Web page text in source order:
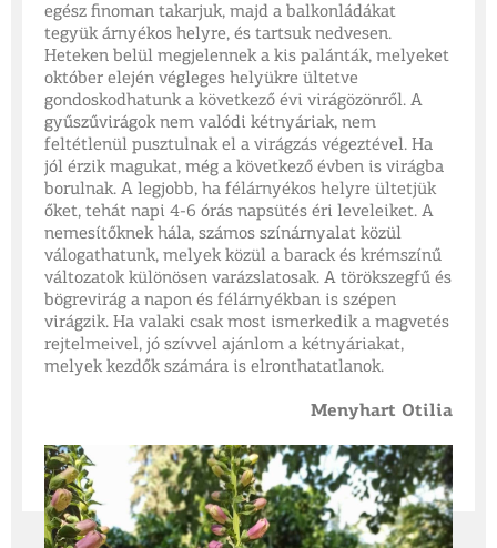
egész finoman takarjuk, majd a balkonládákat
tegyük árnyékos helyre, és tartsuk nedvesen.
Heteken belül megjelennek a kis palánták, melyeket
október elején végleges helyükre ültetve
gondoskodhatunk a következő évi virágözönről. A
gyűszűvirágok nem valódi kétnyáriak, nem
feltétlenül pusztulnak el a virágzás végeztével. Ha
jól érzik magukat, még a következő évben is virágba
borulnak. A legjobb, ha félárnyékos helyre ültetjük
őket, tehát napi 4-6 órás napsütés éri leveleiket. A
nemesítőknek hála, számos színárnyalat közül
válogathatunk, melyek közül a barack és krémszínű
változatok különösen varázslatosak. A törökszegfű és
bögrevirág a napon és félárnyékban is szépen
virágzik. Ha valaki csak most ismerkedik a magvetés
rejtelmeivel, jó szívvel ajánlom a kétnyáriakat,
melyek kezdők számára is elronthatatlanok.
Menyhart Otilia